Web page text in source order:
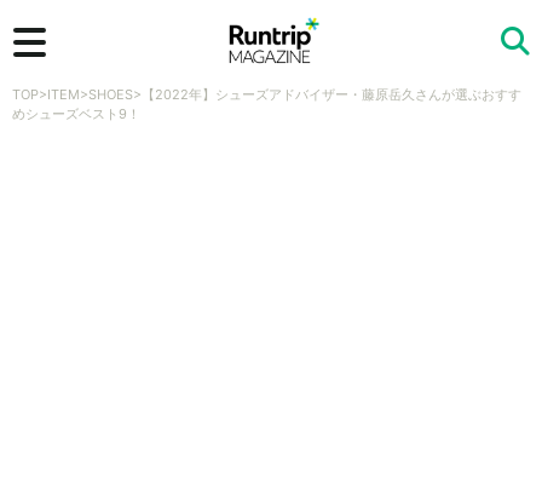
検索
TOP>ITEM>SHOES> 【2022年】シューズアドバイザー・藤原岳久さんが選ぶおすす
めシューズベスト9！